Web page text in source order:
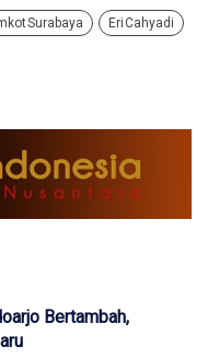
Surabaya Eri Cahyadi
Bertambah,